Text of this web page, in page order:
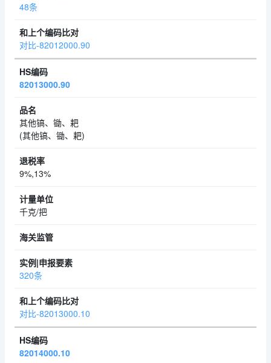
48条
对比-82012000.90
82013000.90
其他镐、锄、耙
(其他镐、锄、耙)
9%,13%
千克/把
320条
对比-82013000.10
82014000.10